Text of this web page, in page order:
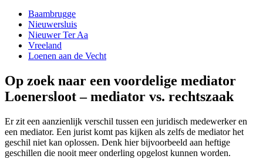
Baambrugge
Nieuwersluis
Nieuwer Ter Aa
Vreeland
Loenen aan de Vecht
Op zoek naar een voordelige mediator
Loenersloot – mediator vs. rechtszaak
Er zit een aanzienlijk verschil tussen een juridisch medewerker en
een mediator. Een jurist komt pas kijken als zelfs de mediator het
geschil niet kan oplossen. Denk hier bijvoorbeeld aan heftige
geschillen die nooit meer onderling opgelost kunnen worden.